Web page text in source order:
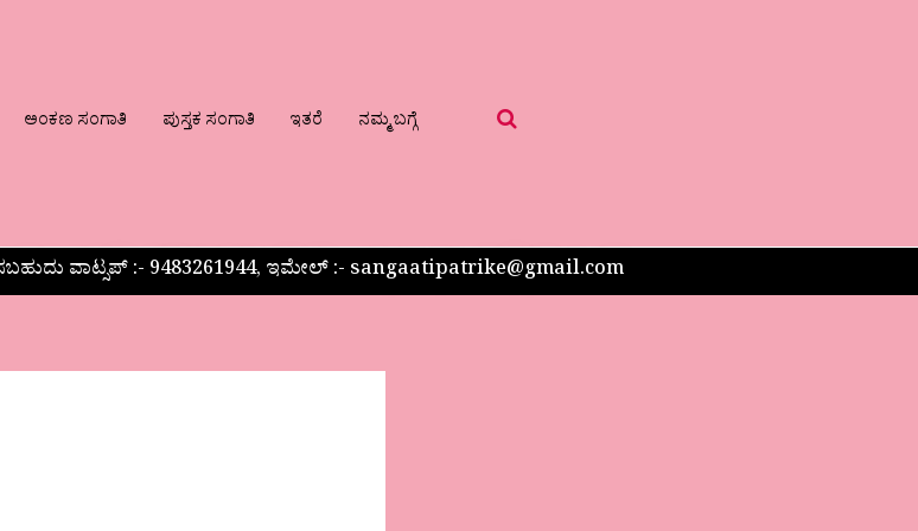
ಅಂಕಣ ಸಂಗಾತಿ ಪುಸ್ತಕ ಸಂಗಾತಿ ಇತರೆ ನಮ್ಮ ಬಗ್ಗೆ
ವಾಟ್ಸಪ್‌ :- 9483261944, ಇಮೇಲ್ :- sangaatipatrike@gmail.com